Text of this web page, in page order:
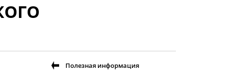
Полезная информация